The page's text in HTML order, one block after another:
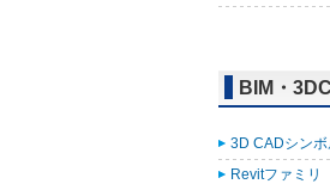
BIM・
3D CADシン
Revitファミリ